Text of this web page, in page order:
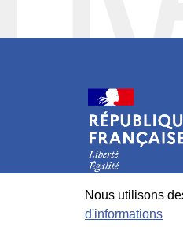
Nous utilisons
d'informations